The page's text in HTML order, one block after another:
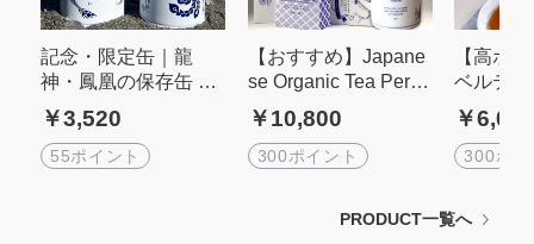
記念・限定缶｜龍
神・鳳凰の保存缶 1
缶 (空)｜HYDRAL Y
OGA TEA × 茶凰
￥3,520
55ポイント
【おすすめ】Japane
se Organic Tea Perfe
ct Set オーガニック
ティー全6種・オリジ
ナル陶器マグカップ
￥10,800
300ポイント
【高ポ
ベルテ
ち運び
Tea Set
ク茶器
A TEA
￥
300ポイ
PRODUCT一覧へ